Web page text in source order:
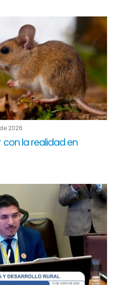
2026
con la realidad en